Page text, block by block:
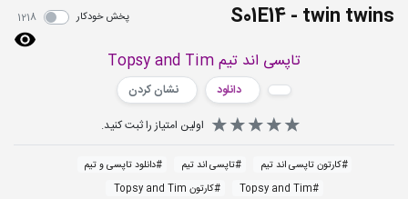
S01E14 - twin twins پخش خودکار 1218
تاپسی اند تیم Topsy and Tim
دانلود
نشان کردن
اولین امتیاز را ثبت کنید.
#کارتون تاپسی اند تیم #تاپسی اند تیم #دانلود تاپسی و تیم
#
Topsy and Tim
#کارتون Topsy and Tim